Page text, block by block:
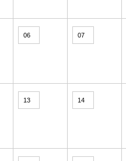
06 07
13 14